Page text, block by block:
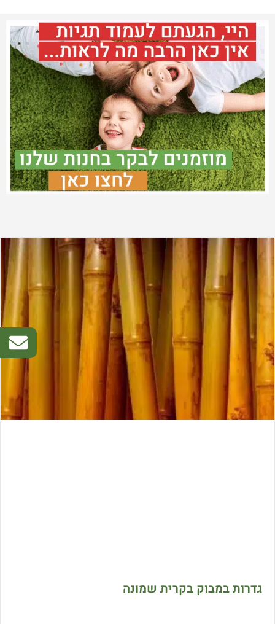
גדרות במבוק בקרית שמונה